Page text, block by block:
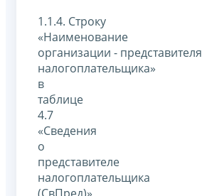
1.1.4. Строку
«Наименование
организации - представителя
налогоплательщика»
в
таблице
4.7
«Сведения
о
представителе
налогоплательщика
(СвПред)»